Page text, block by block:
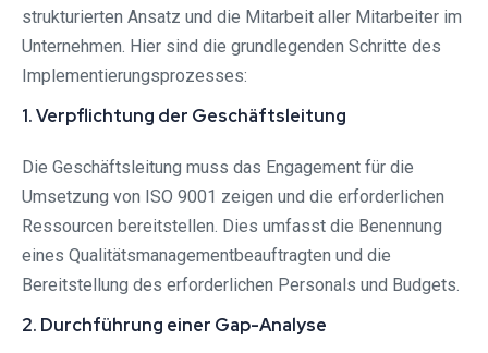
strukturierten Ansatz und die Mitarbeit aller Mitarbeiter im
Unternehmen. Hier sind die grundlegenden Schritte des
Implementierungsprozesses:
1. Verpflichtung der Geschäftsleitung
Die Geschäftsleitung muss das Engagement für die
Umsetzung von ISO 9001 zeigen und die erforderlichen
Ressourcen bereitstellen. Dies umfasst die Benennung
eines Qualitätsmanagementbeauftragten und die
Bereitstellung des erforderlichen Personals und Budgets.
2. Durchführung einer Gap-Analyse